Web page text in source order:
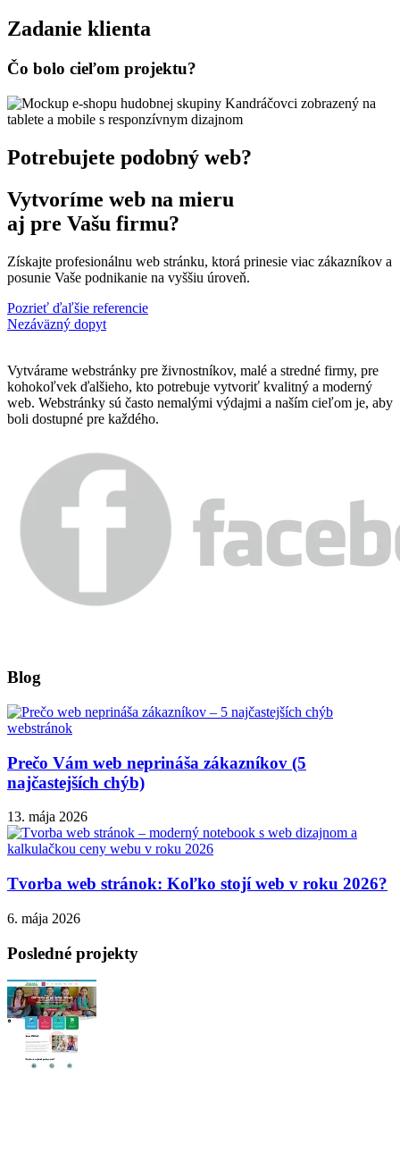
Zadanie klienta
Čo bolo cieľom projektu?
Potrebujete podobný web?
Vytvoríme web na mieru
aj pre Vašu firmu?
Získajte profesionálnu web stránku, ktorá prinesie viac zákazníkov a
posunie Vaše podnikanie na vyššiu úroveň.
Pozrieť ďaľšie referencie
Nezáväzný dopyt
Vytvárame webstránky pre živnostníkov, malé a stredné firmy, pre
kohokoľvek ďalšieho, kto potrebuje vytvoriť kvalitný a moderný
web. Webstránky sú často nemalými výdajmi a naším cieľom je, aby
boli dostupné pre každého.
Blog
Prečo Vám web neprináša zákazníkov (5
najčastejších chýb)
13. mája 2026
Tvorba web stránok: Koľko stojí web v roku 2026?
6. mája 2026
Posledné projekty